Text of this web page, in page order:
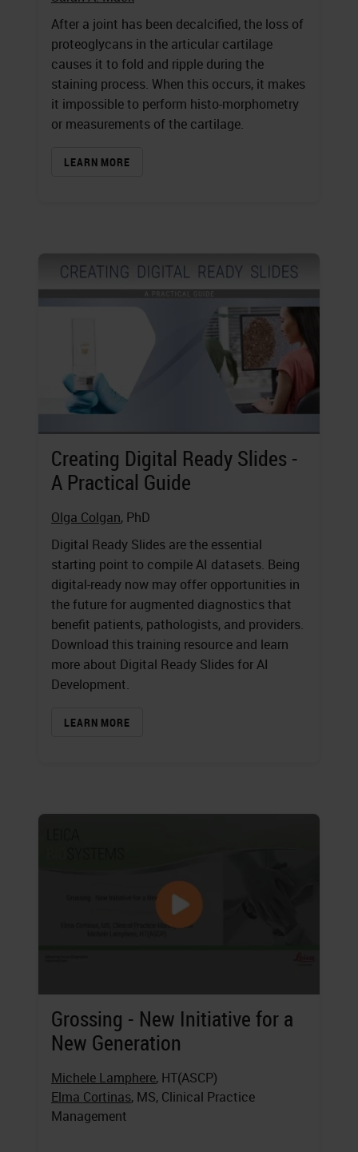
After a joint has been decalcified, the loss of
proteoglycans in the articular cartilage
causes it to fold and ripple during the
staining process. When this occurs, it makes
it impossible to perform histo-morphometry
or measurements of the cartilage.
LEARN MORE
Creating Digital Ready Slides -
A Practical Guide
Olga Colgan, PhD
Digital Ready Slides are the essential
starting point to compile AI datasets. Being
digital-ready now may offer opportunities in
the future for augmented diagnostics that
benefit patients, pathologists, and providers.
Download this training resource and learn
more about Digital Ready Slides for AI
Development.
LEARN MORE
Grossing - New Initiative for a
New Generation
Michele Lamphere, HT(ASCP)
Elma Cortinas, MS, Clinical Practice
Management